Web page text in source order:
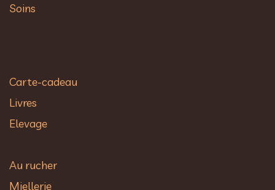
Soins
Carte-cadeau
Livres
Elevage
Au rucher​
Miellerie